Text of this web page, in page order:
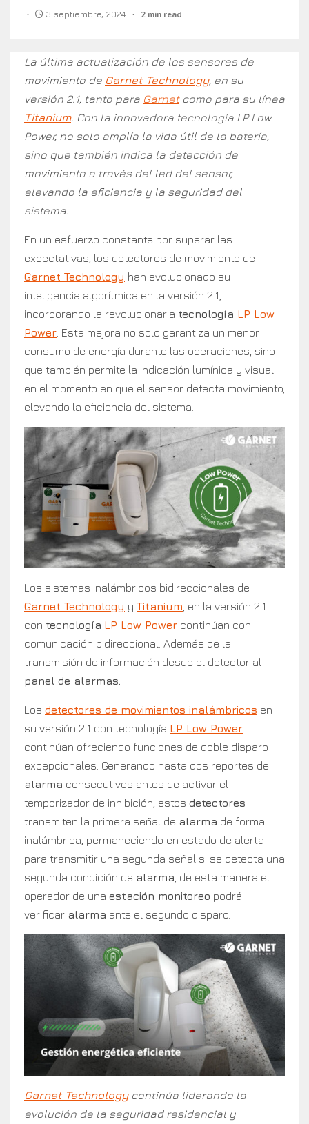
3 septiembre, 2024 2 min read
La última actualización de los sensores de
movimiento de Garnet Technology, en su
versión 2.1, tanto para Garnetcomo para su línea
Titanium. Con la innovadora tecnología LP Low
Power, no solo amplía la vida útil de la batería,
sino que también indica la detección de
movimiento a través del led del sensor,
elevando la eficiencia y la seguridad del
sistema.
En un esfuerzo constante por superar las
expectativas, los detectores de movimiento de
Garnet Technology han evolucionado su
inteligencia algorítmica en la versión 2.1,
incorporando la revolucionaria tecnología LP Low
Power . Esta mejora no solo garantiza un menor
consumo de energía durante las operaciones, sino
que también permite la indicación lumínica y visual
en el momento en que el sensor detecta movimiento,
elevando la eficiencia del sistema.
Los sistemas inalámbricos bidireccionales de
Garnet Technology y Titanium , en la versión 2.1
con tecnología LP Low Power continúan con
comunicación bidireccional. Además de la
transmisión de información desde el detector al
panel de alarmas.
Los detectores de movimientos inalámbricos en
su versión 2.1 con tecnología LP Low Power
continúan ofreciendo funciones de doble disparo
excepcionales. Generando hasta dos reportes de
alarma consecutivos antes de activar el
temporizador de inhibición, estos detectores
transmiten la primera señal de alarma de forma
inalámbrica, permaneciendo en estado de alerta
para transmitir una segunda señal si se detecta una
segunda condición de alarma , de esta manera el
operador de una estación monitoreo podrá
verificar alarma ante el segundo disparo.
Garnet Technologycontinúa liderando la
evolución de la seguridad residencial y